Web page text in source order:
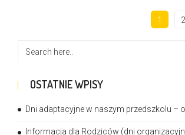
1 2
OSTATNIE WPISY
Dni adaptacyjne w naszym przedszkolu –
Informacja dla Rodziców (dni